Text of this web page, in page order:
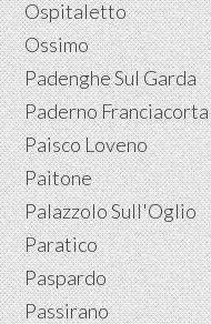
Ospitaletto
Ossimo
Padenghe Sul Garda
Paderno Franciacorta
Paisco Loveno
Paitone
Palazzolo Sull'Oglio
Paratico
Paspardo
Passirano